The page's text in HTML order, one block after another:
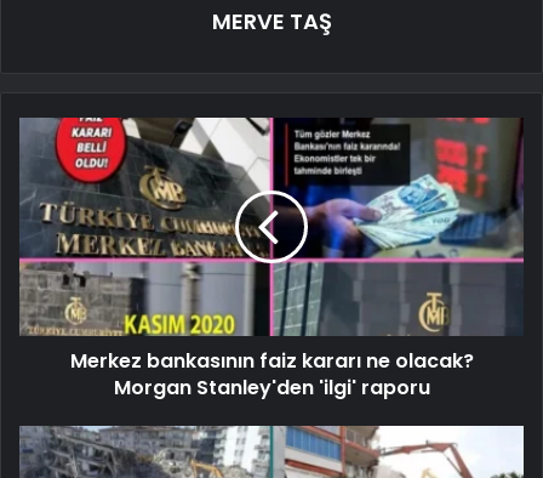
MERVE TAŞ
Merkez bankasının faiz kararı ne olacak?
Morgan Stanley'den 'ilgi' raporu